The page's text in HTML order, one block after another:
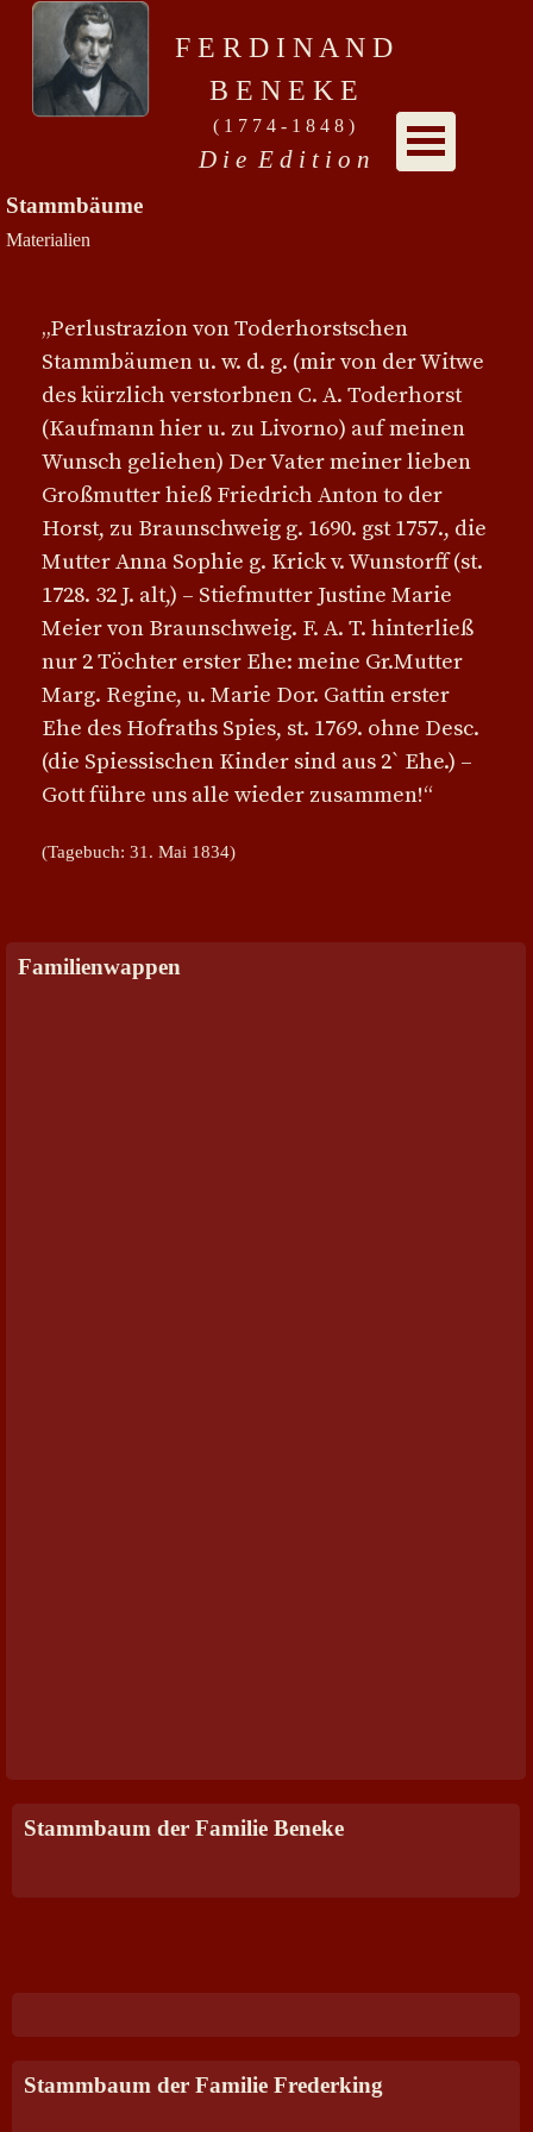
F E R D I N A N D
B E N E K E
( 1 7 7 4 - 1 8 4 8 )
D i e E d i t i o n
Stammbäume
Materialien
„Perlustrazion von Toderhorstschen
Stammbäumen u. w. d. g. (mir von der Witwe
des kürzlich verstorbnen C. A. Toderhorst
(Kaufmann hier u. zu Livorno) auf meinen
Wunsch geliehen) Der Vater meiner lieben
Großmutter hieß Friedrich Anton to der
Horst, zu Braunschweig g. 1690. gst 1757., die
Mutter Anna Sophie g. Krick v. Wunstorff (st.
1728. 32 J. alt,) – Stiefmutter Justine Marie
Meier von Braunschweig. F. A. T. hinterließ
nur 2 Töchter erster Ehe: meine Gr.Mutter
Marg. Regine, u. Marie Dor. Gattin erster
Ehe des Hofraths Spies, st. 1769. ohne Desc.
(die Spiessischen Kinder sind aus 2` Ehe.) –
Gott führe uns alle wieder zusammen!“
(Tagebuch: 31. Mai 1834)
Familienwappen
Stammbaum der Familie Beneke
Stammbaum der Familie Frederking